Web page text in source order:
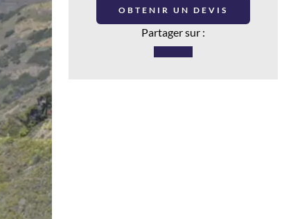
OBTENIR UN DEVIS
Partager sur :